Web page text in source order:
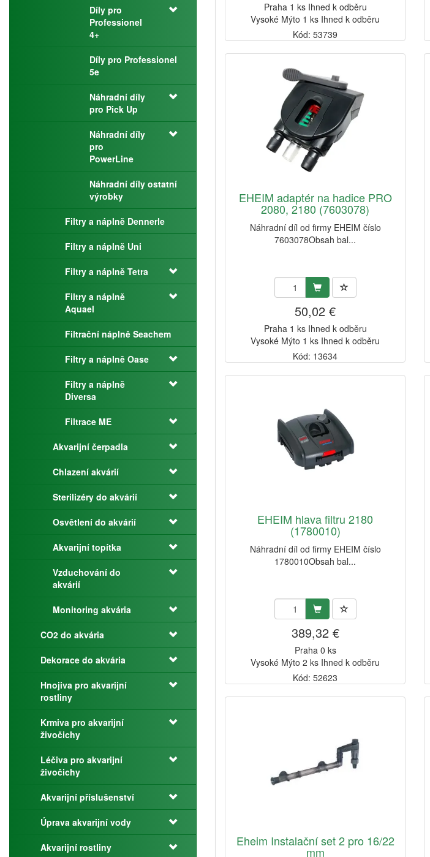
Díly pro
Professionel
4+
Díly pro Professionel
5e
Náhradní díly
pro Pick Up
Náhradní díly
pro
PowerLine
Náhradní díly ostatní
výrobky
Filtry a náplně Dennerle
Filtry a náplně Uni
Filtry a náplně Tetra
Filtry a náplně
Aquael
Filtrační náplně Seachem
Filtry a náplně Oase
Filtry a náplně
Diversa
Filtrace ME
Akvarijní čerpadla
Chlazení akvárií
Sterilizéry do akvárií
Osvětlení do akvárií
Akvarijní topítka
Vzduchování do
akvárií
Monitoring akvária
CO2 do akvária
Dekorace do akvária
Hnojiva pro akvarijní
rostliny
Krmiva pro akvarijní
živočichy
Léčiva pro akvarijní
živočichy
Akvarijní příslušenství
Úprava akvarijní vody
Akvarijní rostliny
Praha 1 ks Ihned k odběru
Vysoké Mýto 1 ks Ihned k odběru
Kód: 53739
EHEIM adaptér na hadice PRO
2080, 2180 (7603078)
Náhradní díl od firmy EHEIM číslo
7603078Obsah bal...
50,02 €
Praha 1 ks Ihned k odběru
Vysoké Mýto 1 ks Ihned k odběru
Kód: 13634
EHEIM hlava filtru 2180
(1780010)
Náhradní díl od firmy EHEIM číslo
1780010Obsah bal...
389,32 €
Praha 0 ks
Vysoké Mýto 2 ks Ihned k odběru
Kód: 52623
Eheim Instalační set 2 pro 16/22
mm